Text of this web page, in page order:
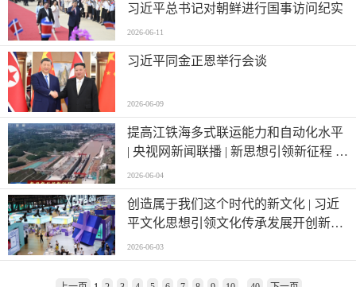
习近平总书记对朝鲜进行国事访问纪实
2026-06-11
习近平同金正恩举行会谈
2026-06-09
提高江铁海多式联运能力和自动化水平
| 央视网新闻联播 | 新思想引领新征程 |
西部陆海新通道跑出高水平对外开放
“加速度”
2026-06-04
创造属于我们这个时代的新文化 | 习近
平文化思想引领文化传承发展开创新局
面
2026-06-03